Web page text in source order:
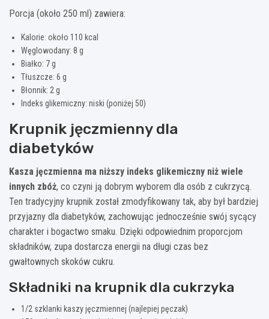
Porcja (około 250 ml) zawiera:
Kalorie: około 110 kcal
Węglowodany: 8 g
Białko: 7 g
Tłuszcze: 6 g
Błonnik: 2 g
Indeks glikemiczny: niski (poniżej 50)
Krupnik jęczmienny dla
diabetyków
Kasza jęczmienna ma niższy indeks glikemiczny niż wiele
innych zbóż, co czyni ją dobrym wyborem dla osób z cukrzycą.
Ten tradycyjny krupnik został zmodyfikowany tak, aby był bardziej
przyjazny dla diabetyków, zachowując jednocześnie swój sycący
charakter i bogactwo smaku. Dzięki odpowiednim proporcjom
składników, zupa dostarcza energii na długi czas bez
gwałtownych skoków cukru.
Składniki na krupnik dla cukrzyka
1/2 szklanki kaszy jęczmiennej (najlepiej pęczak)